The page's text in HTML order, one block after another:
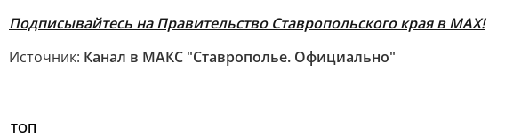
Подписывайтесь на Правительство Ставропольского края в МАХ!
Источник: Канал в МАКС "Ставрополье. Официально"
ТОП